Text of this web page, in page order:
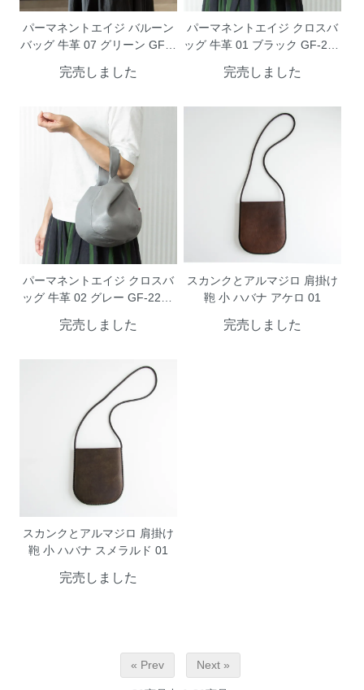
パーマネントエイジ バルーン
バッグ 牛革 07 グリーン GF-2
完売しました
パーマネントエイジ クロスバ
ッグ 牛革 01 ブラック GF-222
完売しました
パーマネントエイジ クロスバ
ッグ 牛革 02 グレー GF-2221
完売しました
スカンクとアルマジロ 肩掛け
鞄 小 ハバナ アケロ 01
完売しました
スカンクとアルマジロ 肩掛け
鞄 小 ハバナ スメラルド 01
完売しました
« Prev Next »